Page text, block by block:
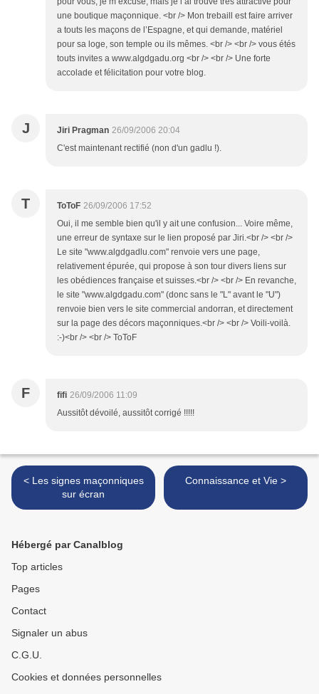
une boutique maçonnique. <br /> Mon trebaill est faire arriver
a touts les maçons de l’Espagne, et qui demande, matériel
pour sa loge, son temple ou ils mêmes. <br /> <br /> vous étés
touts invites a www.algdgadu.org <br /> <br /> Une forte
accolade et félicitation pour votre blog.
J Jiri Pragman 26/09/2006 20:04
C'est maintenant rectifié (non d'un gadlu !).
T ToToF 26/09/2006 17:52
Oui, il me semble bien qu'il y ait une confusion... Voire même,
une erreur de syntaxe sur le lien proposé par Jiri.<br /> <br />
Le site "www.algdgadlu.com" renvoie vers une page,
relativement épurée, qui propose à son tour divers liens sur
les obédiences française et suisses.<br /> <br /> En revanche,
le site "www.algdgadu.com" (donc sans le "L" avant le "U")
renvoie bien vers le site commercial andorran, et directement
sur la page des décors maçonniques.<br /> <br /> Voili-voilà.
:-)<br /> <br /> ToToF
F fifi 26/09/2006 11:09
Aussitôt dévoilé, aussitôt corrigé !!!!!
< Les signes maçonniques
sur écran
Connaissance et Vie >
Hébergé par Canalblog
Top articles
Pages
Contact
Signaler un abus
C.G.U.
Cookies et données personnelles